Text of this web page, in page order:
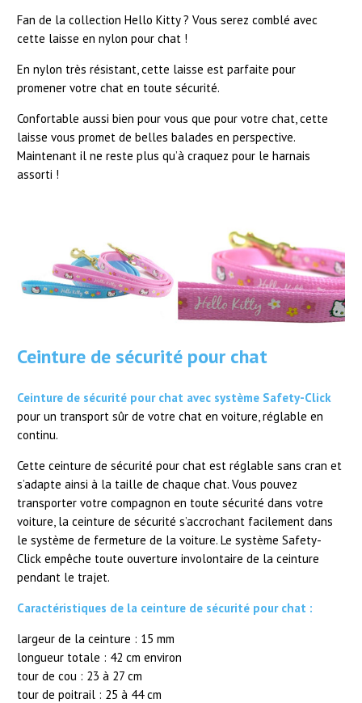
Fan de la collection Hello Kitty ? Vous serez comblé avec
cette laisse en nylon pour chat !
En nylon très résistant, cette laisse est parfaite pour
promener votre chat en toute sécurité.
Confortable aussi bien pour vous que pour votre chat, cette
laisse vous promet de belles balades en perspective.
Maintenant il ne reste plus qu’à craquez pour le harnais
assorti !
Ceinture de sécurité pour chat
Ceinture de sécurité pour chat avec système Safety-Click
pour un transport sûr de votre chat en voiture, réglable en
continu.
Cette ceinture de sécurité pour chat est réglable sans cran et
s’adapte ainsi à la taille de chaque chat. Vous pouvez
transporter votre compagnon en toute sécurité dans votre
voiture, la ceinture de sécurité s’accrochant facilement dans
le système de fermeture de la voiture. Le système Safety-
Click empêche toute ouverture involontaire de la ceinture
pendant le trajet.
Caractéristiques de la ceinture de sécurité pour chat :
largeur de la ceinture : 15 mm
longueur totale : 42 cm environ
tour de cou : 23 à 27 cm
tour de poitrail : 25 à 44 cm